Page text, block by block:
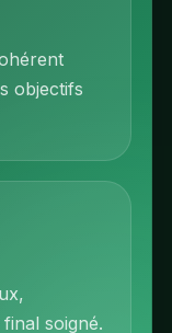
objectifs
soigné.